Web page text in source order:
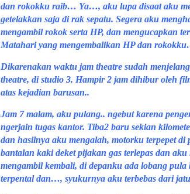
dan rokokku raib… Ya…, aku lupa disaat aku
getelakkan saja di rak sepatu. Segera aku
mengambil rokok serta HP, dan mengucapkan
Matahari yang mengembalikan HP dan
Dikarenakan waktu jam theatre sudah
theatre, di studio 3. Hampir 2 jam dihibur oleh
atas kejadian barusan..
Jam 7 malam, aku pulang.. ngebut karena
ngerjain tugas kantor. Tiba2 baru sekian
dan hasilnya aku mengalah, motorku terpepet di
bantalan kaki deket pijakan gas terlepas dan
mengambil kembali, di depanku ada lobang pula
terpental dan…, syukurnya aku terbebas dari